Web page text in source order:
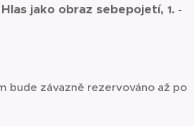
Hlas jako obraz sebepojetí, 1. -
bude závazně rezervováno až po